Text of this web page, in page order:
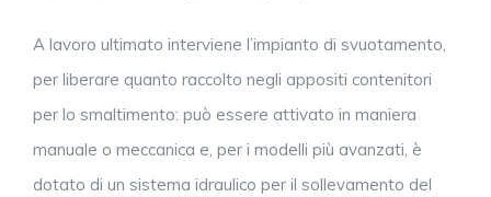
A lavoro ultimato interviene l’impianto di svuotamento,
per liberare quanto raccolto negli appositi contenitori
per lo smaltimento: può essere attivato in maniera
manuale o meccanica e, per i modelli più avanzati, è
dotato di un sistema idraulico per il sollevamento del